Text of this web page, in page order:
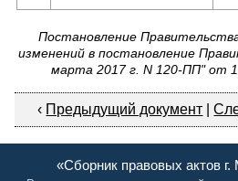
Постановление
изменений в постановление
марта 2017 г. N 120-ПП" от
‹ Предыдущий документ |
«Сборник правовых актов